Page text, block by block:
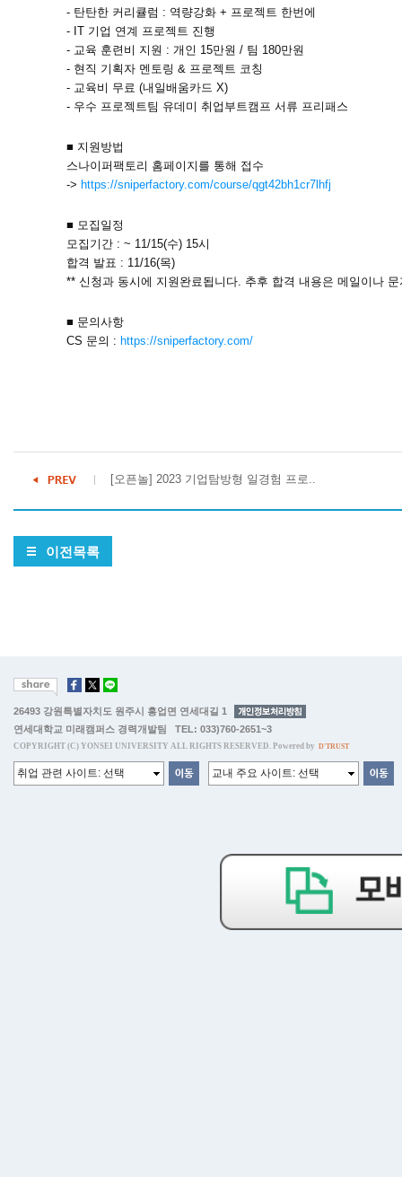
- 탄탄한 커리큘럼 : 역량강화 + 프로젝트 한번에
- IT 기업 연계 프로젝트 진행
- 교육 훈련비 지원 : 개인 15만원 / 팀 180만원
- 현직 기획자 멘토링 & 프로젝트 코칭
- 교육비 무료 (내일배움카드 X)
- 우수 프로젝트팀 유데미 취업부트캠프 서류 프리패스
■ 지원방법
스나이퍼팩토리 홈페이지를 통해 접수
-> https://sniperfactory.com/course/qgt42bh1cr7lhfj
■ 모집일정
모집기간 : ~ 11/15(수) 15시
합격 발표 : 11/16(목)
** 신청과 동시에 지원완료됩니다. 추후 합격 내용은 메일이나
■ 문의사항
CS 문의 : https://sniperfactory.com/
[오픈놀] 2023 기업탐방형 일경험 프로..
이전목록
26493 강원특별자치도 원주시 흥업면 연세대길 1
연세대학교 미래캠퍼스 경력개발팀 TEL: 033)760-2651~3
COPYRIGHT (C) YONSEI UNIVERSITY ALL RIGHTS RESERVED. Powered by D'TRUST